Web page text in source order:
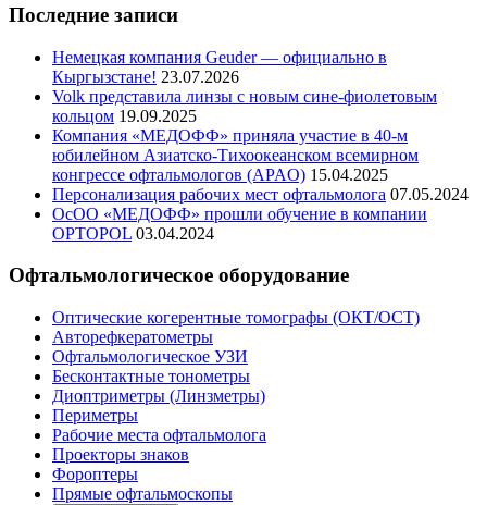
Последние записи
Немецкая компания Geuder — официально в
Кыргызстане! 23.07.2026
Volk представила линзы с новым сине-фиолетовым
кольцом 19.09.2025
Компания «МЕДОФФ» приняла участие в 40-м
юбилейном Азиатско-Тихоокеанском всемирном
конгрессе офтальмологов (APAO) 15.04.2025
Персонализация рабочих мест офтальмолога 07.05.2024
ОсОО «МЕДОФФ» прошли обучение в компании
OPTOPOL 03.04.2024
Офтальмологическое оборудование
Оптические когерентные томографы (ОКТ/ОСТ)
Авторефкератометры
Офтальмологическое УЗИ
Бесконтактные тонометры
Диоптриметры (Линзметры)
Периметры
Рабочие места офтальмолога
Проекторы знаков
Фороптеры
Прямые офтальмоскопы